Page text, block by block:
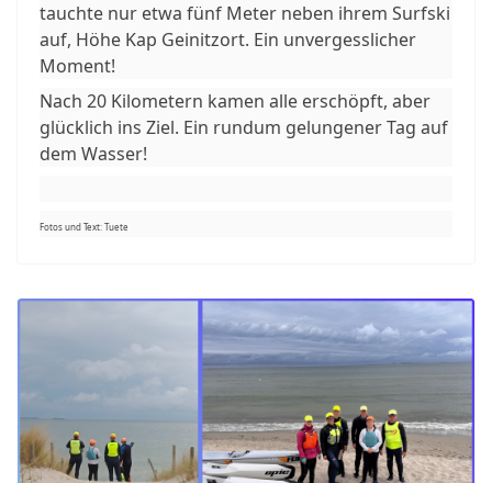
tauchte nur etwa fünf Meter neben ihrem Surfski
auf, Höhe Kap Geinitzort. Ein unvergesslicher
Moment!
Nach 20 Kilometern kamen alle erschöpft, aber
glücklich ins Ziel. Ein rundum gelungener Tag auf
dem Wasser!
Fotos und Text: Tuete